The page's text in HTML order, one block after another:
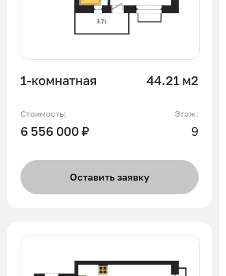
1-комнатная 44.21 м2
Стоимость:
6 556 000 ₽
Этаж:
9
Оставить заявку